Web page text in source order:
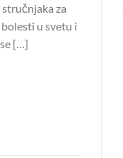
za
u svetu i
[…]